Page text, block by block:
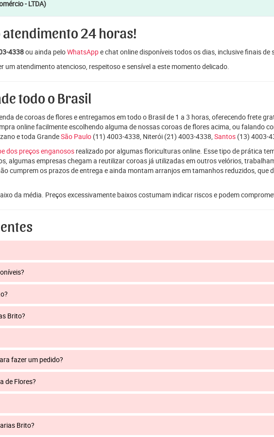
- LTDA)
atendimento 24 horas!
4338ou ainda peloWhatsAppe chat online disponíveis todos os dias, inclusive finais de
um atendimento atencioso, respeitoso e sensível a este momento delicado.
todo o Brasil
de coroas de flores e entregamos em todo o Brasil de 1 a 3 horas, oferecendo frete
online facilmente escolhendo alguma de nossas coroas de flores acima, ou falando
e toda GrandeSão Paulo (11) 4003-4338, Niterói (21) 4003-4338, Santos (13) 4003-
dos preços enganosos realizado por algumas floriculturas online. Esse tipo de prática
algumas empresas chegam a reutilizar coroas já utilizadas em outros velórios,
cumprem os prazos de entrega e ainda montam arranjos em tamanhos reduzidos, que
da média. Preços excessivamente baixos costumam indicar riscos e podem
Brito?
fazer um pedido?
de Flores?
Brito?